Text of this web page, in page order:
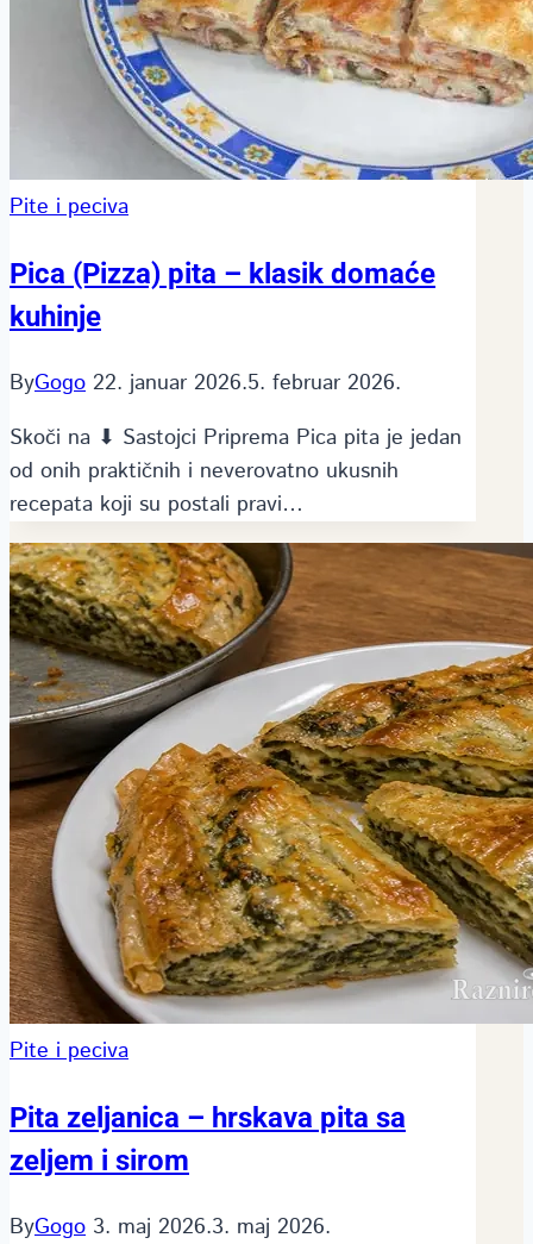
Pite i peciva
Pica (Pizza) pita – klasik domaće
kuhinje
ByGogo 22. januar 2026.5. februar 2026.
Skoči na ⬇ Sastojci Priprema Pica pita je jedan
od onih praktičnih i neverovatno ukusnih
recepata koji su postali pravi…
Pite i peciva
Pita zeljanica – hrskava pita sa
zeljem i sirom
ByGogo 3. maj 2026.3. maj 2026.